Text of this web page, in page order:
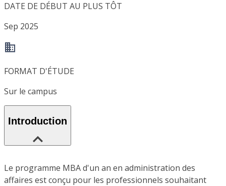
DATE DE DÉBUT AU PLUS TÔT
Sep 2025
FORMAT D'ÉTUDE
Sur le campus
Introduction
Le programme MBA d'un an en administration des
affaires est conçu pour les professionnels souhaitant